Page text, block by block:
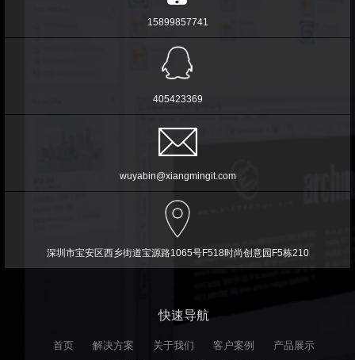
15899857741
405423369
wuyabin@xiangmingit.com
深圳市宝安区西乡街道宝源路1065号F518时尚创意园F5栋210
快速导航
首页 解决方案 关于我们 客户案例
产品展示